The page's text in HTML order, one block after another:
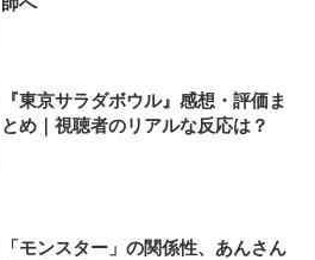
『東京サラダボウル』感想・評価ま
とめ｜視聴者のリアルな反応は？
「モンスター」の関係性、あんさん